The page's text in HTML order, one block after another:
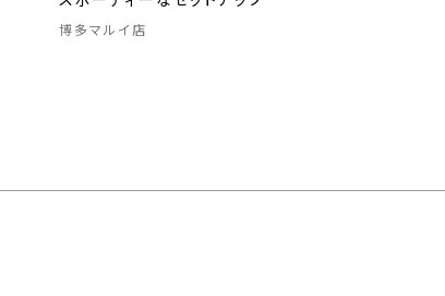
博多マルイ店